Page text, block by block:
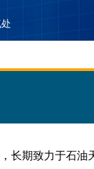
长期致力于石